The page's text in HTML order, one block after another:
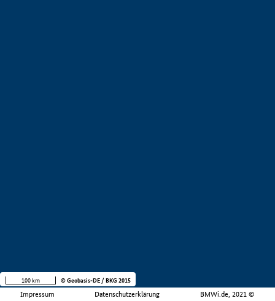
Impressum Datenschutzerklärung BMWi.de, 2021 ©
100 km © Geobasis-DE / BKG 2015